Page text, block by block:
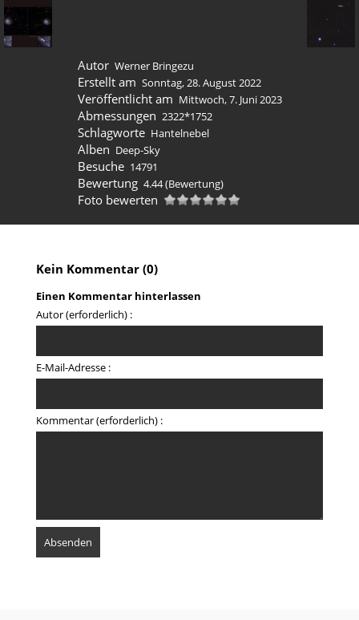
Autor Werner Bringezu
Erstellt am Sonntag, 28. August 2022
Veröffentlicht am Mittwoch, 7. Juni 2023
Abmessungen 2322*1752
Schlagworte Hantelnebel
Alben Deep-Sky
Besuche 14791
Bewertung 4.44(Bewertung)
Foto bewerten
Kein Kommentar (0)
Einen Kommentar hinterlassen
Autor (erforderlich) :
E-Mail-Adresse :
Kommentar (erforderlich) :